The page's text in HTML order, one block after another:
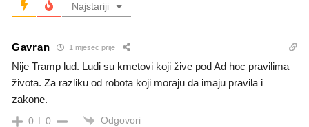
Najstariji
Gavran 1 mjesec prije
Nije Tramp lud. Ludi su kmetovi koji žive pod Ad hoc pravilima
života. Za razliku od robota koji moraju da imaju pravila i
zakone.
0 0 Odgovori